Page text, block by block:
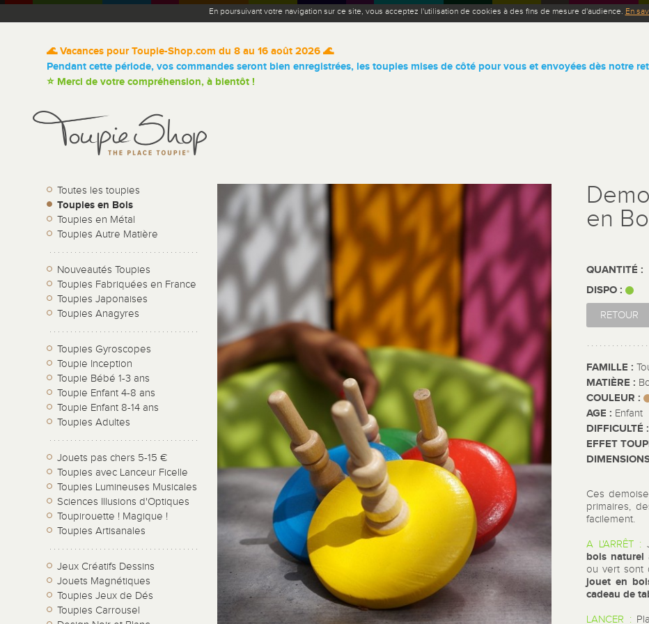
En poursuivant votre navigation sur ce site, vous acceptez l'utilisation de cookies à des fins de mesure d'audience. En
🌊 Vacances pour Toupie-Shop.com du 8 au 16 août 2026 🌊
Pendant cette période, vos commandes seront bien enregistrées, les toupies mises de côté pour vous et envoyées dès notre
⭐ Merci de votre compréhension, à bientôt !
Toutes les toupies
Toupies en Bois
Toupies en Métal
Toupies Autre Matière
Nouveautés Toupies
Toupies Fabriquées en France
Toupies Japonaises
Toupies Anagyres
Toupies Gyroscopes
Toupie Inception
Toupie Bébé 1-3 ans
Toupie Enfant 4-8 ans
Toupie Enfant 8-14 ans
Toupies Adultes
Jouets pas chers 5-15 €
Toupies avec Lanceur Ficelle
Toupies Lumineuses Musicales
Sciences Illusions d'Optiques
Toupirouette ! Magique !
Toupies Artisanales
Jeux Créatifs Dessins
Jouets Magnétiques
Toupies Jeux de Dés
Toupies Carrousel
en
QUANTITÉ :
DISPO :
RETOUR
FAMILLE :
MATIÈRE :
COULEUR :
AGE : Enfant
DIFFICULTÉ
EFFET
Ces
primaires,
facilement.
A L'ARRÊT :
bois naturel
ou vert sont
jouet en
cadeau de
LANCER :